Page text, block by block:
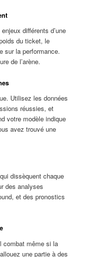
différents d’une
du ticket, le
sur la performance.
de l’arène.
Utilisez les données
réussies, et
votre modèle indique
avez trouvé une
dissèquent chaque
des analyses
et des pronostics
combat même si la
une partie à des